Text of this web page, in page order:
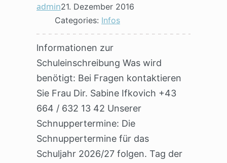
admin21. Dezember 2016
Categories: Infos
lnformationen zur
Schuleinschreibung Was wird
benötigt: Bei Fragen kontaktieren
Sie Frau Dir. Sabine Ifkovich +43
664 / 632 13 42 Unserer
Schnuppertermine: Die
Schnuppertermine für das
Schuljahr 2026/27 folgen. Tag der